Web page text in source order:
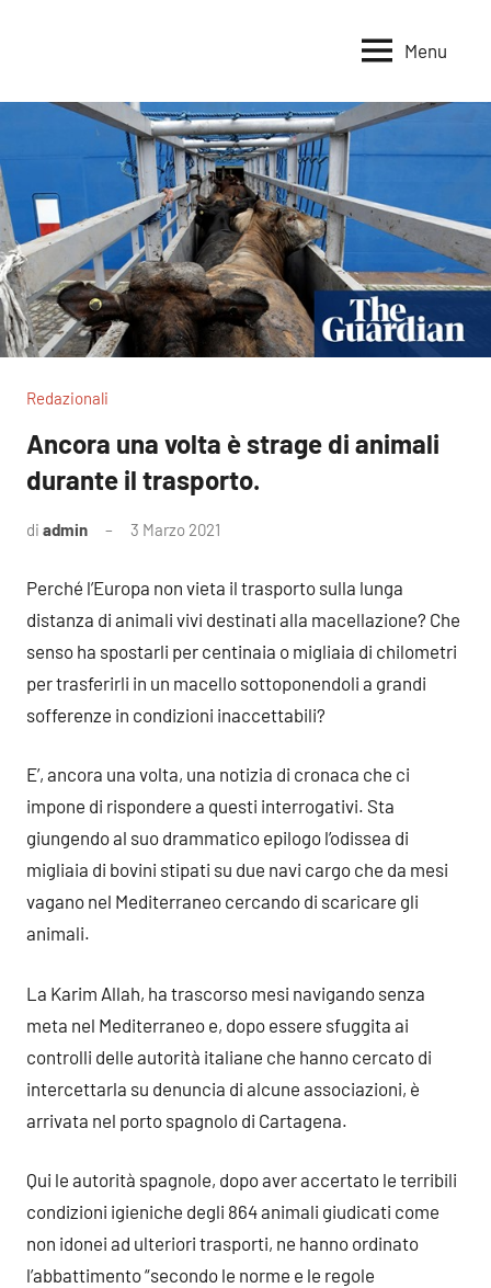
per
Alimentare
Menu
Redazionali
Ancora una volta è strage di animali
durante il trasporto.
di admin 3 Marzo 2021
Perché l’Europa non vieta il trasporto sulla lunga
distanza di animali vivi destinati alla macellazione? Che
senso ha spostarli per centinaia o migliaia di chilometri
per trasferirli in un macello sottoponendoli a grandi
sofferenze in condizioni inaccettabili?
E’, ancora una volta, una notizia di cronaca che ci
impone di rispondere a questi interrogativi. Sta
giungendo al suo drammatico epilogo l’odissea di
migliaia di bovini stipati su due navi cargo che da mesi
vagano nel Mediterraneo cercando di scaricare gli
animali.
La Karim Allah, ha trascorso mesi navigando senza
meta nel Mediterraneo e, dopo essere sfuggita ai
controlli delle autorità italiane che hanno cercato di
intercettarla su denuncia di alcune associazioni, è
arrivata nel porto spagnolo di Cartagena.
Qui le autorità spagnole, dopo aver accertato le terribili
condizioni igieniche degli 864 animali giudicati come
non idonei ad ulteriori trasporti, ne hanno ordinato
l’abbattimento “secondo le norme e le regole